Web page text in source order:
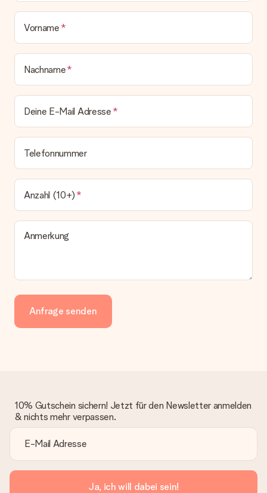
Vorname
Nachname
Deine E-Mail Adresse
Telefonnummer
Anzahl (10+)
Anmerkung
Anfrage senden
10% Gutschein sichern! Jetzt für den Newsletter anmelden
& nichts mehr verpassen.
Ja, ich will dabei sein!